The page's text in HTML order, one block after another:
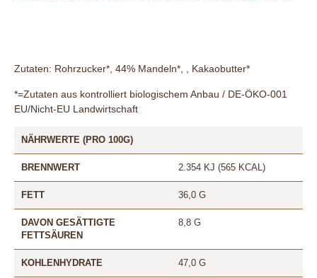
Zutaten: Rohrzucker*, 44% Mandeln*, , Kakaobutter*
*=Zutaten aus kontrolliert biologischem Anbau / DE-ÖKO-001
EU/Nicht-EU Landwirtschaft
NÄHRWERTE (PRO 100G)
BRENNWERT 2.354 KJ (565 KCAL)
FETT 36,0 G
DAVON GESÄTTIGTE
FETTSÄUREN
8,8 G
KOHLENHYDRATE 47,0 G